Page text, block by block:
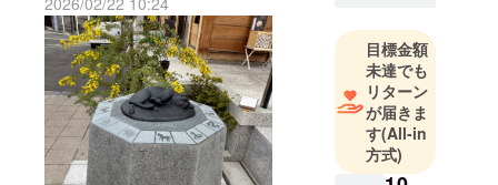
感しております。また、こ
のたびご支援いただきまし
た皆様のお名前を記した芳
名帳を、心を込めて神前に
奉納させていただきました
から「白鳥
社」の社号
だった。ま
た末社に
は、戦勝を
祈念するた
目標金額
未達でも
リターン
が届きま
す(All-in
方式)